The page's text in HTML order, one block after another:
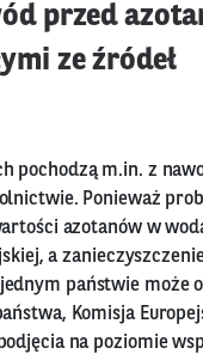
przed
ze źródeł
pochodzą m.in. z
Ponieważ
azotanów w
a
państwie może
Komisja
na poziomie